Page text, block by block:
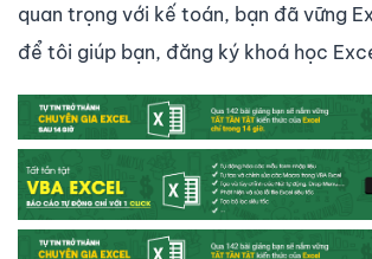
quan trọng với kế toán, bạn đã vững
để tôi giúp bạn, đăng ký khoá học